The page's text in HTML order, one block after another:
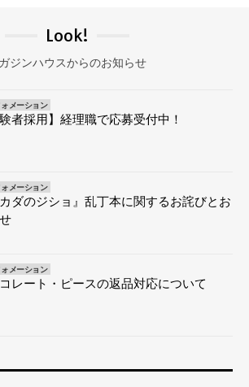
Look!
ジンハウスからのお知らせ
メーション
験者採用】経理職で応募受付中！
メーション
カダのジショ』乱丁本に関するお詫びとお
メーション
レート・ピースの返品対応について